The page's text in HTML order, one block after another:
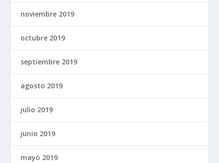
noviembre 2019
octubre 2019
septiembre 2019
agosto 2019
julio 2019
junio 2019
mayo 2019